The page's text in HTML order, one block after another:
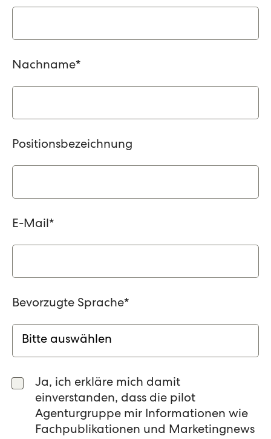
Nachname*
Positionsbezeichnung
E-Mail*
Bevorzugte Sprache*
Ja, ich erkläre mich damit
einverstanden, dass die pilot
Agenturgruppe mir Informationen wie
Fachpublikationen und Marketingnews